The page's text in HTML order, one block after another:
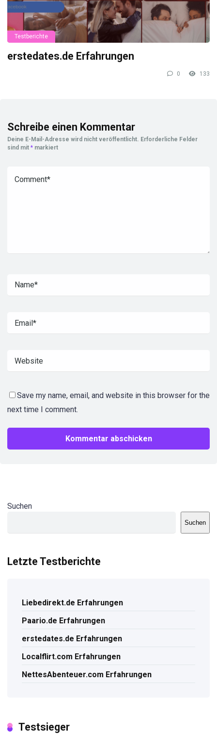
Testberichte
erstedates.de Erfahrungen
0 133
Schreibe einen Kommentar
Deine E-Mail-Adresse wird nicht veröffentlicht. Erforderliche Felder
sind mit * markiert
Save my name, email, and website in this browser for the
next time I comment.
Suchen
Suchen
Letzte Testberichte
Liebedirekt.de Erfahrungen
Paario.de Erfahrungen
erstedates.de Erfahrungen
Localflirt.com Erfahrungen
NettesAbenteuer.com Erfahrungen
Testsieger